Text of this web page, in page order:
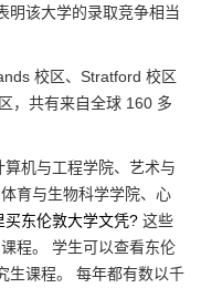
明该大学的录取竞争相当
校区、Stratford 校区
，共有来自全球 160 多
机与工程学院、艺术与
育与生物科学学院、心
买东伦敦大学文凭? 这些
程。 学生可以查看东伦
生课程。 每年都有数以千